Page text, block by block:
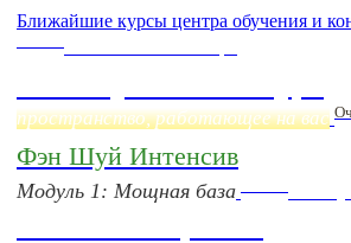
Ближайшие курсы центра обучения и
пространство, работающее на вас
Фэн Шуй Интенсив
Модуль 1: Мощная база